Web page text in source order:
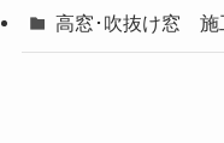
高窓･吹抜け窓 施